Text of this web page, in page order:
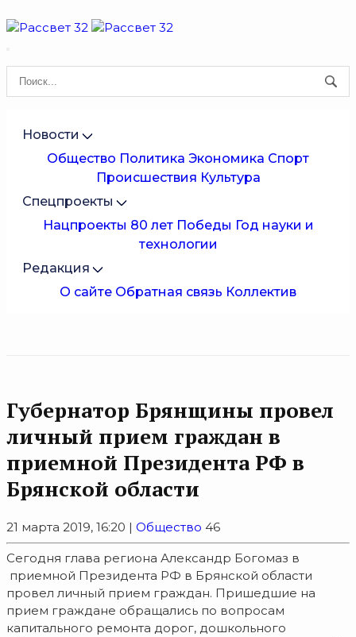
Новости
Общество Политика Экономика Спорт
Происшествия Культура
Спецпроекты
Нацпроекты 80 лет Победы Год науки и
технологии
Редакция
О сайте Обратная связь Коллектив
Губернатор Брянщины провел
личный прием граждан в
приемной Президента РФ в
Брянской области
21 марта 2019, 16:20 | Общество 46
Сегодня глава региона Александр Богомаз в
приемной Президента РФ в Брянской области
провел личный прием граждан. Пришедшие на
прием граждане обращались по вопросам
капитального ремонта дорог, дошкольного